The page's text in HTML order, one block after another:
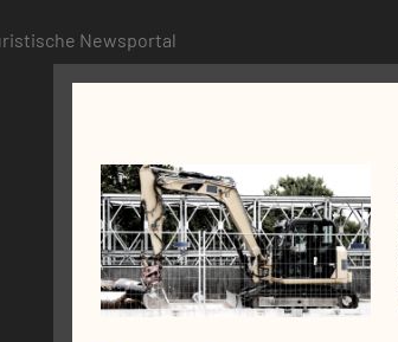
Newsportal